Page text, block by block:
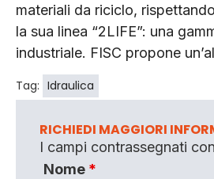
materiali da riciclo,
la sua linea “2LIFE”: una
industriale. FISC propone
Tag: Idraulica
RICHIEDI MAGGIORI
I campi contrassegnati con
Nome *